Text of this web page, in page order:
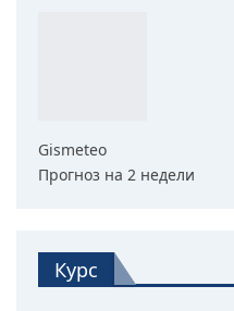
Gismeteo
Прогноз на 2 недели
Курс